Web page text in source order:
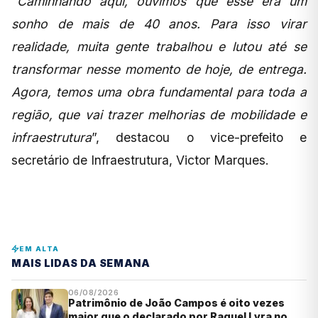
sonho de mais de 40 anos. Para isso virar
realidade, muita gente trabalhou e lutou até se
transformar nesse momento de hoje, de entrega.
Agora, temos uma obra fundamental para toda a
região, que vai trazer melhorias de mobilidade e
infraestrutura”, destacou o vice-prefeito e
secretário de Infraestrutura, Victor Marques.
EM ALTA
MAIS LIDAS DA SEMANA
06/08/2026
Patrimônio de João Campos é oito vezes